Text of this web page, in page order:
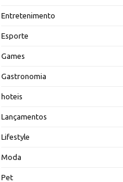
Entretenimento
Esporte
Games
Gastronomia
hoteis
Lançamentos
Lifestyle
Moda
Pet